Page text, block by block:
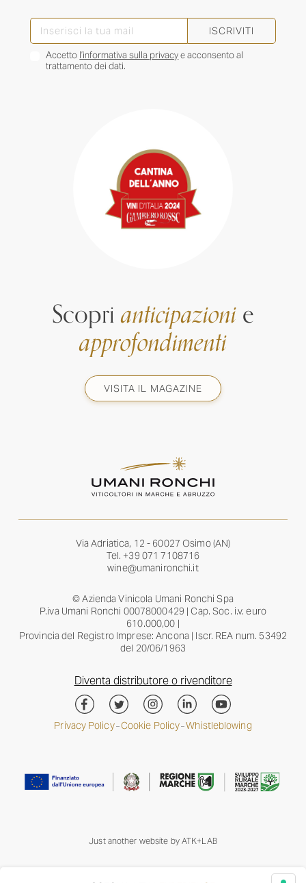
ISCRIVITI
Accetto l’informativa sulla privacye acconsento al
trattamento dei dati.
Scoprianticipazionie
approfondimenti
VISITA IL MAGAZINE
Via Adriatica, 12 - 60027 Osimo (AN)
Tel. +39 071 7108716
wine@umanironchi.it
© Azienda Vinicola Umani Ronchi Spa
P.iva Umani Ronchi 00078000429 | Cap. Soc. i.v. euro
610.000,00 |
Provincia del Registro Imprese: Ancona | Iscr. REA num. 53492
del 20/06/1963
Diventa distributore o rivenditore
Privacy Policy–Cookie Policy–Whistleblowing
Just another website by ATK+LAB